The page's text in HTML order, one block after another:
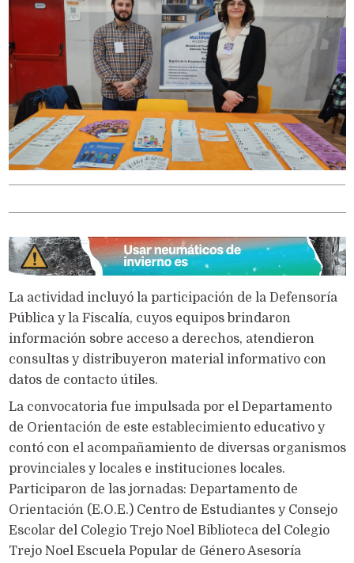
La actividad incluyó la participación de la Defensoría
Pública y la Fiscalía, cuyos equipos brindaron
información sobre acceso a derechos, atendieron
consultas y distribuyeron material informativo con
datos de contacto útiles.
La convocatoria fue impulsada por el Departamento
de Orientación de este establecimiento educativo y
contó con el acompañamiento de diversas organismos
provinciales y locales e instituciones locales.
Participaron de las jornadas: Departamento de
Orientación (E.O.E.) Centro de Estudiantes y Consejo
Escolar del Colegio Trejo Noel Biblioteca del Colegio
Trejo Noel Escuela Popular de Género Asesoría